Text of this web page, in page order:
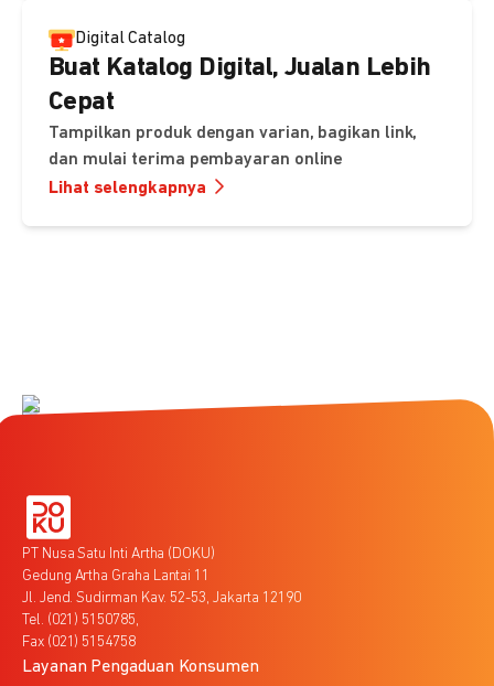
Digital Catalog
Buat Katalog Digital, Jualan Lebih
Cepat
Tampilkan produk dengan varian, bagikan link,
dan mulai terima pembayaran online
Lihat selengkapnya
PT Nusa Satu Inti Artha (DOKU)
Gedung Artha Graha Lantai 11
Jl. Jend. Sudirman Kav. 52-53, Jakarta 12190
Tel. (021) 5150785,
Fax (021) 5154758
Layanan Pengaduan Konsumen